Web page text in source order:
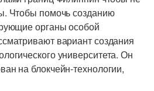
Чтобы помочь созданию
органы особой
вариант создания
университета. Он
на блокчейн-технологии,